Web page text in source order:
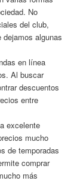
No
del club,
algunas
en línea
Al buscar
descuentos
entre
excelente
mucho
de temporadas
comprar
más